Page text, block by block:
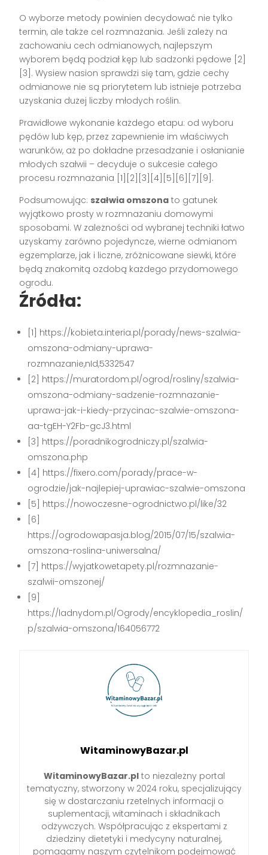
O wyborze metody powinien decydować nie tylko
termin, ale także cel rozmnażania. Jeśli zależy na
zachowaniu cech odmianowych, najlepszym
wyborem będą podział kęp lub sadzonki pędowe [2]
[3] . Wysiew nasion sprawdzi się tam, gdzie cechy
odmianowe nie są priorytetem lub istnieje potrzeba
uzyskania dużej liczby młodych roślin.
Prawidłowe wykonanie każdego etapu: od wyboru
pędów lub kęp, przez zapewnienie im właściwych
warunków, aż po dokładne przesadzanie i osłanianie
młodych szałwii – decyduje o sukcesie całego
procesu rozmnażania [1][2][3][4][5][6][7][9] .
Podsumowując: szałwia omszona to gatunek
wyjątkowo prosty w rozmnażaniu domowymi
sposobami. W zależności od wybranej techniki łatwo
uzyskamy zarówno pojedyncze, wierne odmianom
egzemplarze, jak i liczne, zróżnicowane siewki, które
będą znakomitą ozdobą każdego przydomowego
ogrodu.
Źródła:
[1] https://kobieta.interia.pl/porady/news-szalwia-
omszona-odmiany-uprawa-
rozmnazanie,nId,5332547
[2] https://muratordom.pl/ogrod/rosliny/szalwia-
omszona-odmiany-sadzenie-rozmnazanie-
uprawa-jak-i-kiedy-przycinac-szalwie-omszona-
aa-tgEH-Y2Fb-gcJ3.html
[3] https://poradnikogrodniczy.pl/szalwia-
omszona.php
[4] https://fixero.com/porady/prace-w-
ogrodzie/jak-najlepiej-uprawiac-szalwie-omszona
[5] https://nowoczesne-ogrodnictwo.pl/like/32
[6]
https://ogrodowapasja.blog/2015/07/15/szalwia-
omszona-roslina-uniwersalna/
[7] https://wyjatkowetapety.pl/rozmnazanie-
szalwii-omszonej/
[9]
https://ladnydom.pl/Ogrody/encyklopedia_roslin/
p/szalwia-omszona/164056772
WitaminowyBazar.pl
WitaminowyBazar.plto niezależny portal
tematyczny, stworzony w 2024 roku, specjalizujący
się w dostarczaniu rzetelnych informacji o
suplementacji, witaminach i składnikach
odżywczych. Współpracując z ekspertami z
dziedziny dietetyki i medycyny naturalnej,
pomagamy naszym czytelnikom podejmować